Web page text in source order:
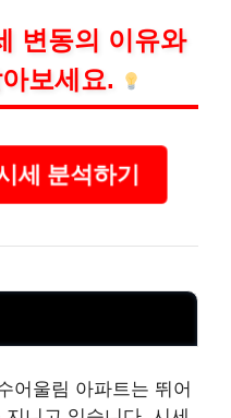
변동의 이유와
보세요.
세 분석하기
어울림 아파트는 뛰어